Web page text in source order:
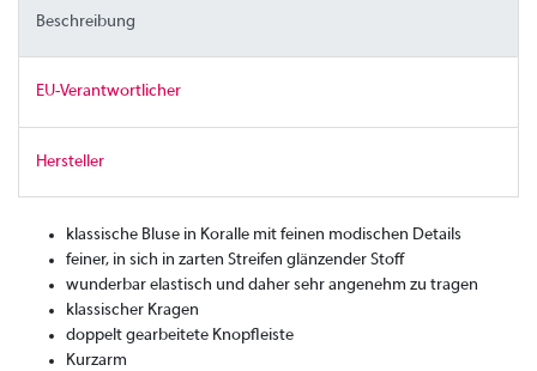
Beschreibung
EU-Verantwortlicher
Hersteller
klassische Bluse in Koralle mit feinen modischen Details
feiner, in sich in zarten Streifen glänzender Stoff
wunderbar elastisch und daher sehr angenehm zu tragen
klassischer Kragen
doppelt gearbeitete Knopfleiste
Kurzarm